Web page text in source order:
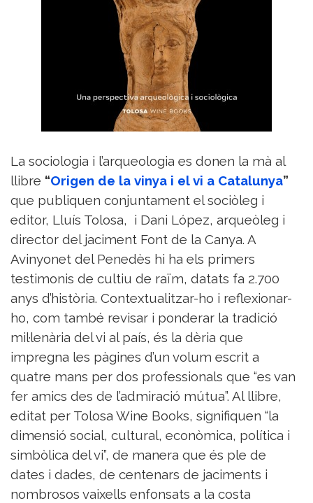
La sociologia i l’arqueologia es donen la mà al
llibre “Origen de la vinya i el vi a Catalunya”
que publiquen conjuntament el sociòleg i
editor, Lluís Tolosa, i Dani López, arqueòleg i
director del jaciment Font de la Canya. A
Avinyonet del Penedès hi ha els primers
testimonis de cultiu de raïm, datats fa 2.700
anys d’història. Contextualitzar-ho i reflexionar-
ho, com també revisar i ponderar la tradició
mil·lenària del vi al país, és la dèria que
impregna les pàgines d’un volum escrit a
quatre mans per dos professionals que “es van
fer amics des de l’admiració mútua”. Al llibre,
editat per Tolosa Wine Books, signifiquen “la
dimensió social, cultural, econòmica, política i
simbòlica del vi”, de manera que és ple de
dates i dades, de centenars de jaciments i
nombrosos vaixells enfonsats a la costa